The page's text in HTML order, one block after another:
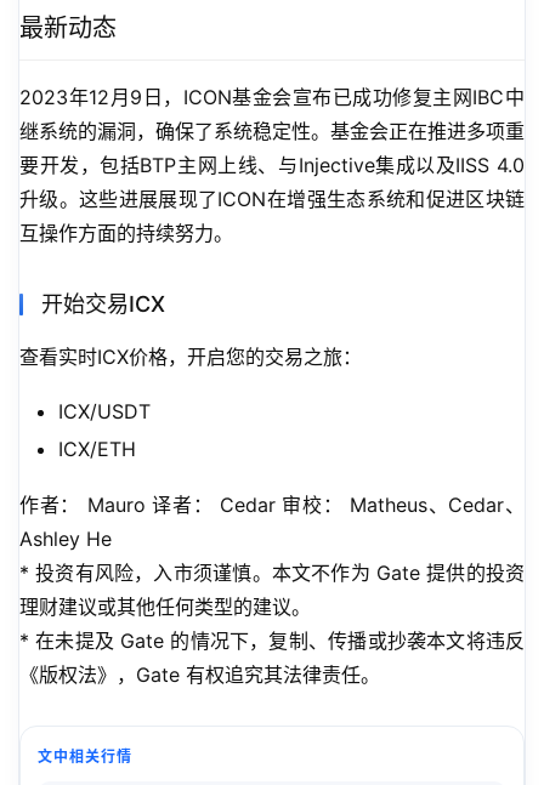
最新动态
2023年12月9日，ICON基金会宣布已成功修复主网IBC中
继系统的漏洞，确保了系统稳定性。基金会正在推进多项重
要开发，包括BTP主网上线、与Injective集成以及IISS 4.0
升级。这些进展展现了ICON在增强生态系统和促进区块链
互操作方面的持续努力。
开始交易ICX
查看实时ICX价格，开启您的交易之旅：
ICX/USDT
ICX/ETH
作者： Mauro 译者： Cedar 审校： Matheus、Cedar、
Ashley He
* 投资有风险，入市须谨慎。本文不作为 Gate 提供的投资
理财建议或其他任何类型的建议。
* 在未提及 Gate 的情况下，复制、传播或抄袭本文将违反
《版权法》，Gate 有权追究其法律责任。
文中相关行情